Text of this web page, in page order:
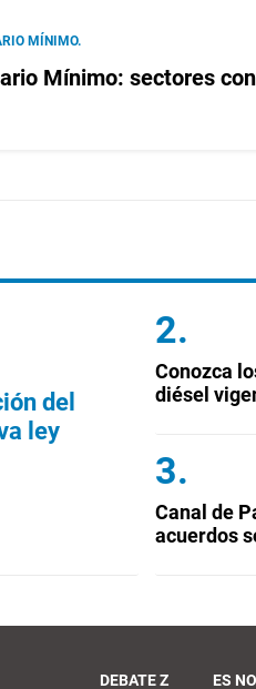
MÍNIMO.
Mínimo: sectores
del
ley
Conozca
diésel
Canal de
acuerdos
DEBATE Z ES